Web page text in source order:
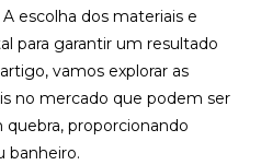
escolha dos materiais e
para garantir um resultado
vamos explorar as
no mercado que podem ser
proporcionando
banheiro.